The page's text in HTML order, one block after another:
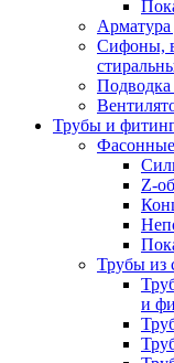
Арматура
Сифоны,
Подводка
Трубы и
Фасонные
Z-
Трубы из
и